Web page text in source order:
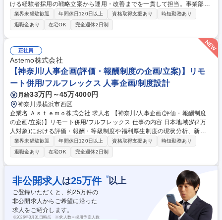
ける経験者採用の戦略立案から運用・改善までを一貫して担当。事業部や
HRBPと連携し、ダイレクトスカウトや求人広告等のマルチチャネルを活
用した採用活動を推進して頂きます。 【詳細】■各部門との要件定義見直
し、求人理解促進・採用データの管理および課題抽出、改善施策の検討と
実行■ダイレクトスカウト、求人広告、転職イベント等の実行・推進■人材
紹介エージェントやベンダーとの連携※週3～4日は在宅勤務となります
が、状況次第では週2～3日の在宅勤務となります。対面による意思疎通、
書類対応、連携企業との協業、各事業所との連携、転職イベントへの出店
等を目的に出社や出張が発生します。 募集職種 【神奈川/経験者採用担当
(戦略立案・運用)】リモートワーク可/フルフレックス制
業界未経験歓迎 年間休日120日以上 資格取得支援あり
時短勤務あり
退職金あり
在宅OK 完全週休2日制
正社員
Astemo株式会社
【神奈川/人事企画(評価・報酬制度の企画/立案)】リモ
ート併用/フルフレックス 人事企画/制度設計
月給33万円～45万4000円
神奈川県横浜市西区
企業名 Ａｓｔｅｍｏ株式会社 求人名 【神奈川/人事企画(評価・報酬制度
の企画/立案)】リモート併用/フルフレックス 仕事の内容 日本地域(約2万
人対象)における評価・報酬・等級制度や福利厚生制度の現状分析、新制
度の企画・立案・導入を主導。役員・労働組合・従業員等のステークホル
ダーとの折衝や運用浸透まで一貫して担います。 【詳細】■人事制度(評
価・報酬・等級)および福利厚生制度の現状分析、企画・立案■ステークホ
ルダー(役員・労働組合・従業員・ベンダー)との折衝・調整■新制度の導
入・運用・理解浸透施策の推進 【魅力】伝統的ルールにとらわれず独自の
人事制度を一から構築可能。国内約2万人影響の大規模プロジェクトを主
導し、経営陣との連携を通じてHRとしての価値を高められる希少なポジ
ションです。 募集職種 【神奈川/人事企画(評価・報酬制度の企画/立案)】
リモート併用/フルフレックス
業界未経験歓迎 年間休日120日以上 資格取得支援あり
時短勤務あり
退職金あり
在宅OK 完全週休2日制
非公開求人 は25万件 ※以上
ご登録いただくと、約25万件の
非公開求人からご希望に沿った
求人をご紹介します。
※2026年3月31日時点 ※求人数＝採用予定人数